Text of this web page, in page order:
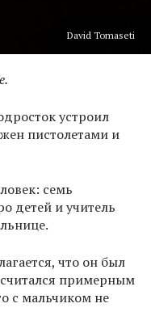
David Tomaseti
устроил
пистолетами и
семь
детей и учитель
что он был
примерным
с мальчиком не